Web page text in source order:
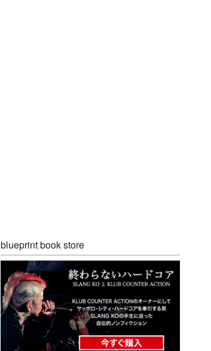
blueprint book store